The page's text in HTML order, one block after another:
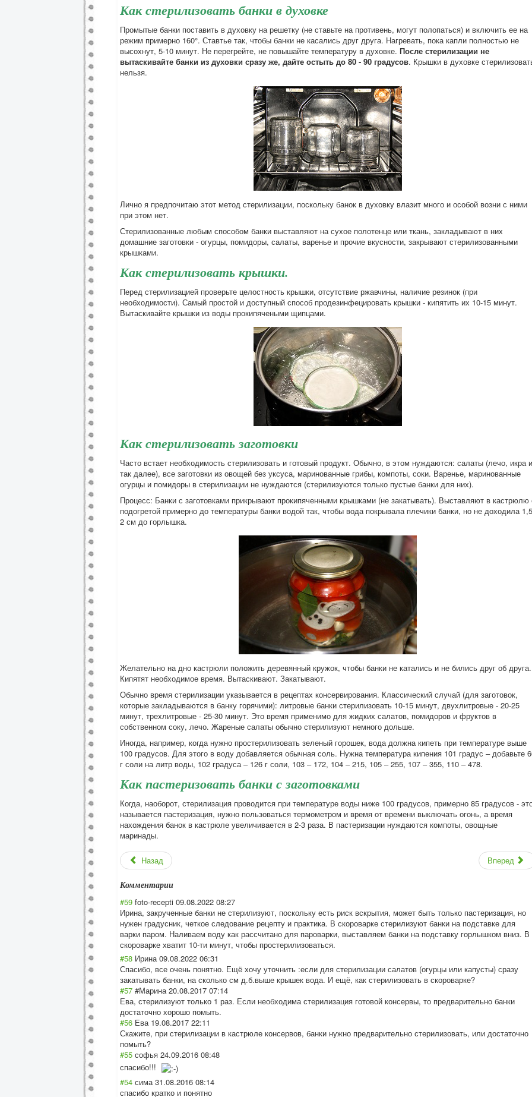
Как стерилизовать банки в духовке
Промытые банки поставить в духовку на решетку (не ставьте на противень, могут полопаться) и включить ее на
режим примерно 160°. Ставтье так, чтобы банки не касались друг друга. Нагревать, пока капли полностью не
высохнут, 5-10 минут. Не перегрейте, не повышайте температуру в духовке. После стерилизации не
вытаскивайте банки из духовки сразу же, дайте остыть до 80 - 90 градусов. Крышки в духовке
нельзя.
Лично я предпочитаю этот метод стерилизации, поскольку банок в духовку влазит много и особой возни с ними
при этом нет.
Стерилизованные любым способом банки выставляют на сухое полотенце или ткань, закладывают в них
домашние заготовки - огурцы, помидоры, салаты, варенье и прочие вкусности, закрывают стерилизованными
крышками.
Как стерилизовать крышки.
Перед стерилизацией проверьте целостность крышки, отсутствие ржавчины, наличие резинок (при
необходимости). Самый простой и доступный способ продезинфецировать крышки - кипятить их 10-15 минут.
Вытаскивайте крышки из воды прокипячеными щипцами.
Как стерилизовать заготовки
Часто встает необходимость стерилизовать и готовый продукт. Обычно, в этом нуждаются: салаты (лечо, икра и
так далее), все заготовки из овощей без уксуса, маринованные грибы, компоты, соки. Варенье, маринованные
огурцы и помидоры в стерилизации не нуждаются (стерилизуются только пустые банки для них).
Процесс: Банки с заготовками прикрывают прокипяченными крышками (не закатывать). Выставляют в кастрюлю
подогретой примерно до температуры банки водой так, чтобы вода покрывала плечики банки, но не доходила
2 см до горлышка.
Желательно на дно кастрюли положить деревянный кружок, чтобы банки не катались и не бились друг об друга.
Кипятят необходимое время. Вытаскивают. Закатывают.
Обычно время стерилизации указывается в рецептах консервирования. Классический случай (для заготовок,
которые закладываются в банку горячими): литровые банки стерилизовать 10-15 минут, двухлитровые - 20-25
минут, трехлитровые - 25-30 минут. Это время применимо для жидких салатов, помидоров и фруктов в
собственном соку, лечо. Жареные салаты обычно стерилизуют немного дольше.
Иногда, например, когда нужно простерилизовать зеленый горошек, вода должна кипеть при температуре выше
100 градусов. Для этого в воду добавляется обычная соль. Нужна температура кипения 101 градус – добавьте
г соли на литр воды, 102 градуса – 126 г соли, 103 – 172, 104 – 215, 105 – 255, 107 – 355, 110 – 478.
Как пастеризовать банки с заготовками
Когда, наоборот, стерилизация проводится при температуре воды ниже 100 градусов, примерно 85 градусов -
называется пастеризация, нужно пользоваться термометром и время от времени выключать огонь, а время
нахождения банок в кастрюле увеличивается в 2-3 раза. В пастеризации нуждаются компоты, овощные
маринады.
Назад Вперед
Комментарии
#59 foto-recepti 09.08.2022 08:27
Ирина, закрученные банки не стерилизуют, поскольку есть риск вскрытия, может быть только пастеризация, но
нужен градусник, четкое следование рецепту и практика. В скороварке стерилизуют банки на подставке для
варки паром. Наливаем воду как рассчитано для пароварки, выставляем банки на подставку горлышком вниз. В
скороварке хватит 10-ти минут, чтобы простерилизоваться.
#58 Ирина 09.08.2022 06:31
Спасибо, все очень понятно. Ещё хочу уточнить :если для стерилизации салатов (огурцы или капусты) сразу
закатывать банки, на сколько см д.б.выше крышек вода. И ещё, как стерилизовать в скороварке?
#57 #Марина 20.08.2017 07:14
Ева, стерилизуют только 1 раз. Если необходима стерилизация готовой консервы, то предварительно банки
достаточно хорошо помыть.
#56 Ева 19.08.2017 22:11
Скажите, при стерилизации в кастрюле консервов, банки нужно предварительно стерилизовать, или достаточно
помыть?
#55 софья 24.09.2016 08:48
спасибо!!!
#54 сима 31.08.2016 08:14
спасибо кратко и понятно